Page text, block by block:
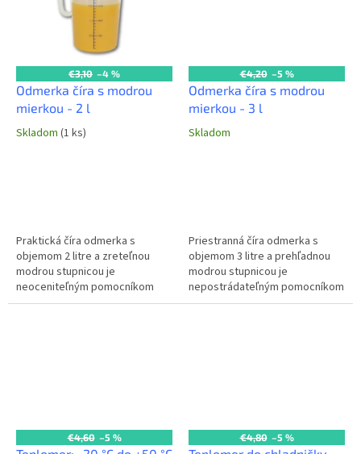
€3,10 –4 %
Odmerka číra s modrou
mierkou - 2 l
Skladom (1 ks)
Praktická číra odmerka s
objemom 2 litre a zreteľnou
modrou stupnicou je
neoceniteľným pomocníkom
pre presné dávkovanie v každej
€4,20 –5 %
Odmerka číra s modrou
mierkou - 3 l
Skladom
Priestranná číra odmerka s
objemom 3 litre a prehľadnou
modrou stupnicou je
nepostrádateľným pomocníkom
v každej profesionálnej kuchyni.
€4,60 –5 % €4,80 –5 %